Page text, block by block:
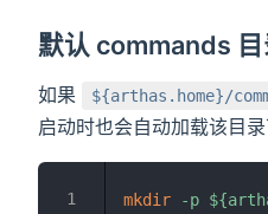
打开
默认 commands
如果 ${arthas.home}/
启动时也会自动加载该目
mkdir -p